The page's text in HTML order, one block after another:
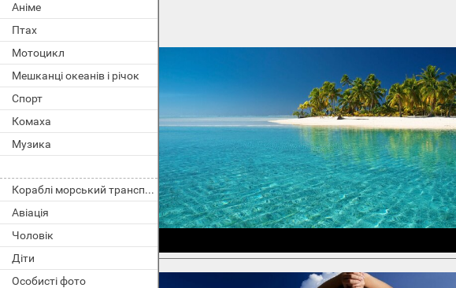
Аніме
Птах
Мотоцикл
Мешканці океанів і річок
Спорт
Комаха
Музика
Кораблі морський транспорт
Авіація
Чоловік
Діти
Особисті фото